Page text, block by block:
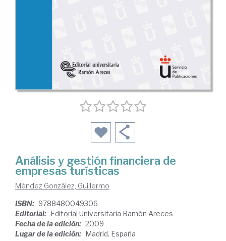
Análisis y gestión financiera de
empresas turísticas
Méndez González, Guillermo
ISBN: 9788480049306
Editorial: Editorial Universitaria Ramón Areces
Fecha de la edición: 2009
Lugar de la edición: Madrid. España